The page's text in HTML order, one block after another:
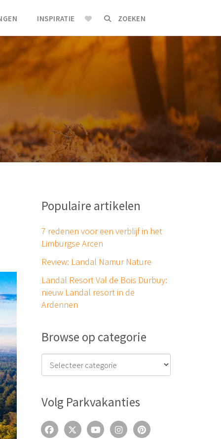
INSPIRATIE ZOEKEN
Populaire artikelen
7 redenen voor een verblijf in het
Limburgse Arcen
Review: Landal Namur Nature
Landal Resort Val de Bois Durbuy:
nieuw Landal resort in de
Ardennen
Browse op categorie
Volg Parkvakanties